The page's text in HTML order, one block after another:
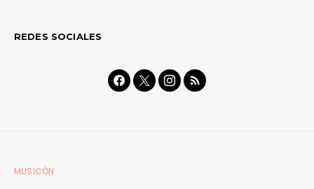
REDES SOCIALES
MUSICÓN